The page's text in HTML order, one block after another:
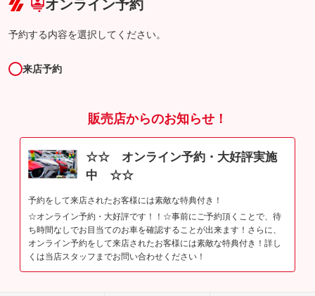
オンライン予約
予約する内容を選択してください。
来店予約
販売店からのお知らせ！
☆☆ オンライン予約・大好評実施
中 ☆☆
予約をして来店されたお客様には素敵な特典付き！
☆オンライン予約・大好評です！！☆事前にご予約頂くことで、待
ち時間なしでお目当てのお車を確認することが出来ます！さらに、
オンライン予約をして来店されたお客様には素敵な特典付き！詳し
くは当店スタッフまでお問い合わせください！